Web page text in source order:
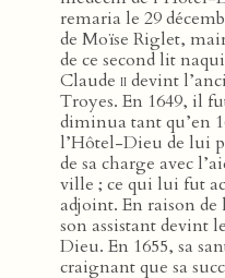
remaria le 29
de Moïse Riglet,
de ce second lit
Claude iidevint
Troyes. En 1649, il
diminua tant qu’en
l’Hôtel-Dieu de lui
de sa charge avec
ville ; ce qui lui fut
adjoint. En raison de
son assistant devint
Dieu. En 1655, sa
craignant que sa